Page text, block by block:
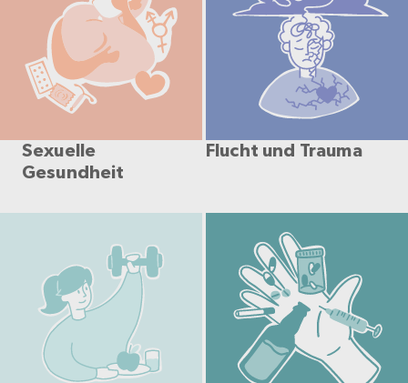
Sexuelle
Gesundheit
Flucht und Trauma